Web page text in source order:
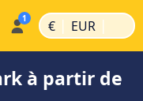
€ | EUR |
à partir de